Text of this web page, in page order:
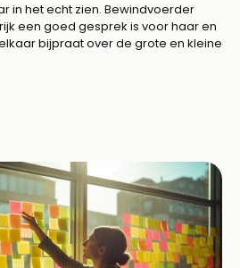
in het echt zien. Bewindvoerder
een goed gesprek is voor haar en
bijpraat over de grote en kleine